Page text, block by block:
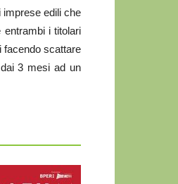
imprese edili che
entrambi i titolari
facendo scattare
3 mesi ad un